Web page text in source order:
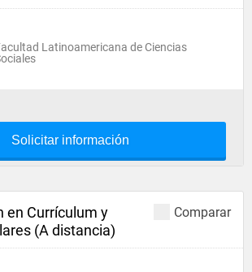
Latinoamericana de Ciencias
Solicitar información
Comparar
en Currículum y
(A distancia)